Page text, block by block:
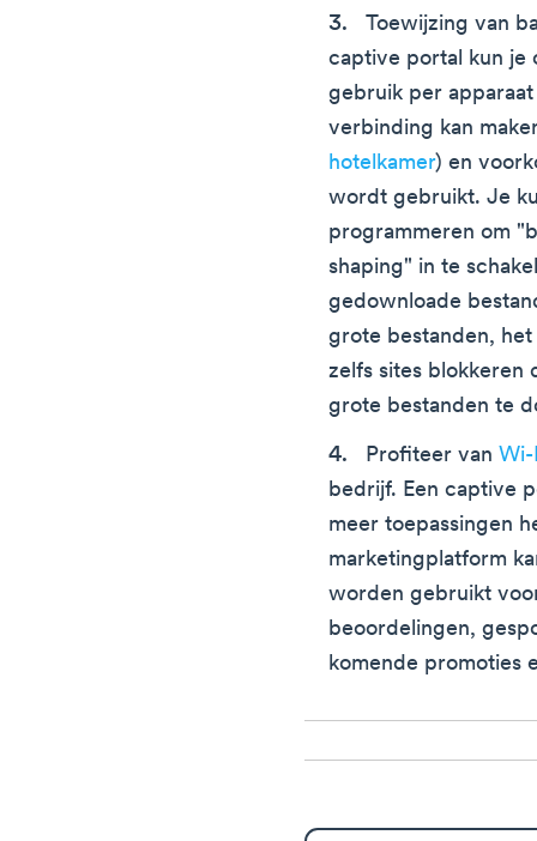
Toewijzing van
captive portal kun je
gebruik per
verbinding kan
hotelkamer) en
wordt gebruikt. Je
programmeren om
shaping" in te
gedownloade
grote bestanden,
zelfs sites blokkeren
grote bestanden te
Profiteer vanWi-
bedrijf. Een captive
meer toepassingen
marketingplatform
worden gebruikt
beoordelingen,
komende promoties